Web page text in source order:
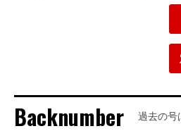
Backnumber 過去の号